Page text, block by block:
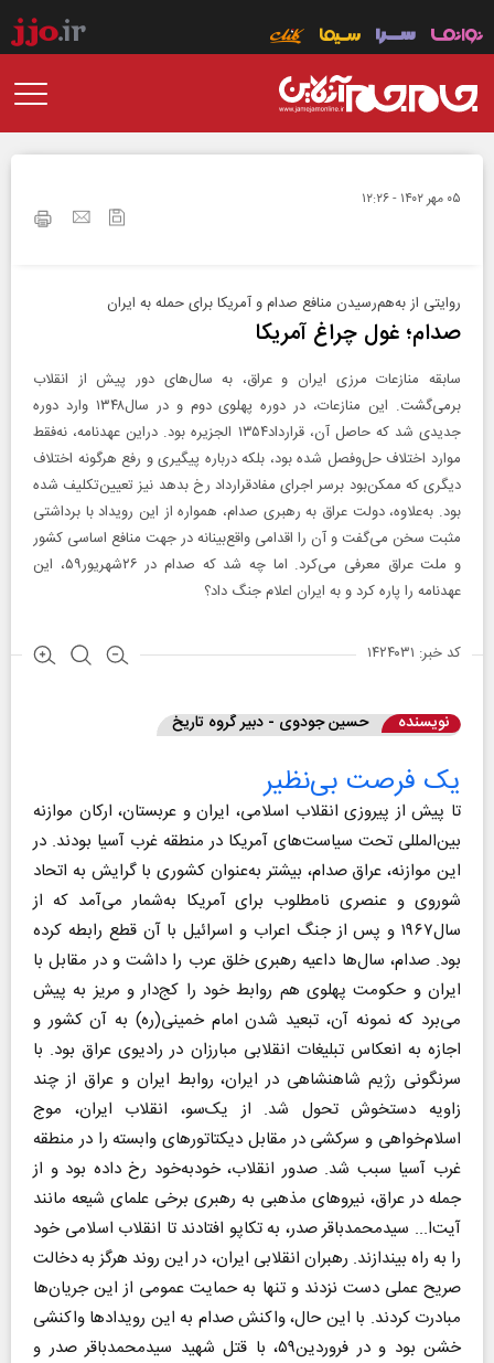
۰۵ مهر ۱۴۰۲ - ۱۲:۲۶
روایتی از به‌هم‌رسیدن منافع صدام و آمریکا برای حمله به ایران
صدام؛ غول چراغ آمریکا
سابقه‌ منازعات مرزی ایران و عراق، به سال‌های دور پیش از انقلاب
برمی‌گشت. این منازعات، در دوره پهلوی دوم و در سال۱۳۴۸ وارد دوره‌
جدیدی شد که حاصل آن، قرارداد۱۳۵۴ الجزیره بود. دراین عهدنامه، نه‌فقط
موارد اختلاف حل‌و‌فصل شده بود، بلکه درباره پیگیری و رفع هر‌گونه اختلاف
دیگری که ممکن‌بود برسر اجرای مفادقرارداد رخ بدهد نیز تعیین‌تکلیف شده
بود. به‌علاوه، دولت عراق به رهبری صدام، همواره از این رویداد با برداشتی
مثبت سخن می‌گفت و آن را اقدامی واقع‌بینانه در جهت منافع اساسی کشور
و ملت عراق معرفی می‌کرد. اما چه شد که صدام در ۲۶شهریور۵۹، این
عهدنامه را پاره کرد و به ایران اعلام جنگ داد؟
کد خبر: ۱۴۲۴۰۳۱
نویسنده حسین جودوی - دبیر گروه تاریخ
یک فرصت بی‌نظیر
تا پیش از پیروزی انقلاب اسلامی، ایران و عربستان، ارکان موازنه‌
بین‌المللی تحت سیاست‌های آمریکا در منطقه غرب آسیا بودند. در
این موازنه، عراق صدام، بیشتر به‌عنوان کشوری با گرایش به اتحاد
شوروی و عنصری نامطلوب برای آمریکا به‌شمار می‌آمد که از
سال۱۹۶۷ و پس از جنگ اعراب و اسرائیل با آن قطع رابطه کرده
بود. صدام، سال‌ها داعیه‌ رهبری خلق عرب را داشت و در مقابل با
ایران و حکومت پهلوی هم روابط خود را کج‌دار و مریز به پیش
می‌برد که نمونه‌ آن، تبعید شدن امام خمینی‌(ره) به آن کشور و
اجازه به انعکاس تبلیغات انقلابی مبارزان در رادیوی عراق بود. با
سرنگونی رژیم شاهنشاهی در ایران، روابط ایران و عراق از چند
زاویه دستخوش تحول شد. از یک‌سو، انقلاب ایران، موج
اسلام‌خواهی و سرکشی در مقابل دیکتاتورهای وابسته را در منطقه
غرب آسیا سبب شد. صدور انقلاب، خود‌به‌خود رخ داده بود و از
جمله در عراق، نیروهای مذهبی به رهبری برخی علمای شیعه مانند
آیت‌ا... سیدمحمدباقر صدر، به تکاپو افتادند تا انقلاب اسلامی خود
را به راه بیندازند. رهبران انقلابی ایران، در این روند هرگز به دخالت
صریح عملی دست نزدند و تنها به حمایت عمومی از این جریان‌ها
مبادرت کردند. با این حال، واکنش صدام به این رویدادها واکنشی
خشن بود و در فروردین۵۹، با قتل شهید سیدمحمدباقر صدر و